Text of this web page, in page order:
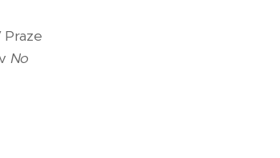
Praze
No